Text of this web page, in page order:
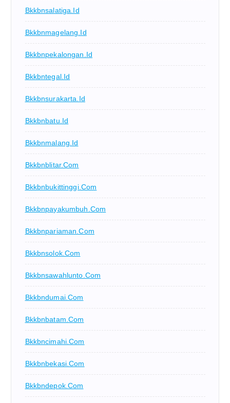
Bkkbnsalatiga.id
Bkkbnmagelang.id
Bkkbnpekalongan.id
Bkkbntegal.id
Bkkbnsurakarta.id
Bkkbnbatu.id
Bkkbnmalang.id
Bkkbnblitar.com
Bkkbnbukittinggi.com
Bkkbnpayakumbuh.com
Bkkbnpariaman.com
Bkkbnsolok.com
Bkkbnsawahlunto.com
Bkkbndumai.com
Bkkbnbatam.com
Bkkbncimahi.com
Bkkbnbekasi.com
Bkkbndepok.com